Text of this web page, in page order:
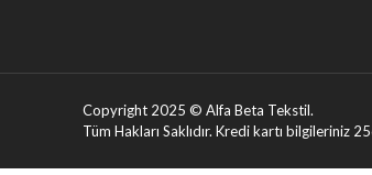
Copyright 2025 © Alfa Beta Tekstil.
Tüm Hakları Saklıdır. Kredi kartı bilgileriniz